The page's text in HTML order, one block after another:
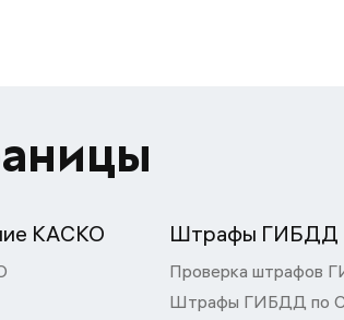
КАСКО Штрафы ГИБДД
Проверка штрафов
Штрафы ГИБДД по